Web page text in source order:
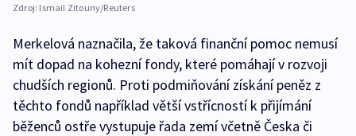
Zdroj: Ismail Zitouny/Reuters
Merkelová naznačila, že taková finanční pomoc nemusí
mít dopad na kohezní fondy, které pomáhají v rozvoji
chudších regionů. Proti podmiňování získání peněz z
těchto fondů například větší vstřícností k přijímání
běženců ostře vystupuje řada zemí včetně Česka či